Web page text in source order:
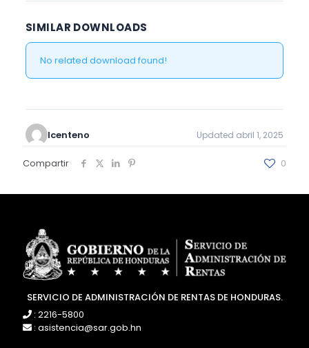
SIMILAR DOWNLOADS
No related download found!
lcenteno Updated abril 1, 2025
Compartir 0
SERVICIO DE ADMINISTRACIÓN DE RENTAS DE HONDURAS.
: 2216-5800
: asistencia@sar.gob.hn